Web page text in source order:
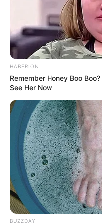
HABERION
Remember Honey Boo
See Her Now
BUZZDAY